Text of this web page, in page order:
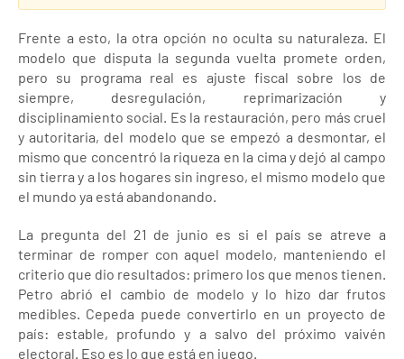
Frente a esto, la otra opción no oculta su naturaleza. El
modelo que disputa la segunda vuelta promete orden,
pero su programa real es ajuste fiscal sobre los de
siempre, desregulación, reprimarización y
disciplinamiento social. Es la restauración, pero más cruel
y autoritaria, del modelo que se empezó a desmontar, el
mismo que concentró la riqueza en la cima y dejó al campo
sin tierra y a los hogares sin ingreso, el mismo modelo que
el mundo ya está abandonando.
La pregunta del 21 de junio es si el país se atreve a
terminar de romper con aquel modelo, manteniendo el
criterio que dio resultados: primero los que menos tienen.
Petro abrió el cambio de modelo y lo hizo dar frutos
medibles. Cepeda puede convertirlo en un proyecto de
país: estable, profundo y a salvo del próximo vaivén
electoral. Eso es lo que está en juego.